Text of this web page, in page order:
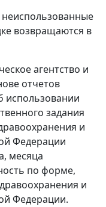
возвращаются в
агентство и
отчетов
использовании
задания
и
Федерации
месяца
по форме,
и
Федерации.